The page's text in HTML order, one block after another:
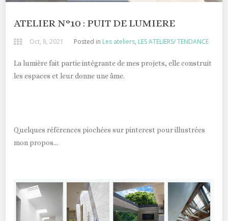
ATELIER N°10 : PUIT DE LUMIERE
Oct, 8, 2021 Posted in Les ateliers, LES ATELIERS/ TENDANCE
La lumière fait partie intégrante de mes projets, elle construit
les espaces et leur donne une âme.
Quelques références piochées sur pinterest pour illustrées
mon propos…